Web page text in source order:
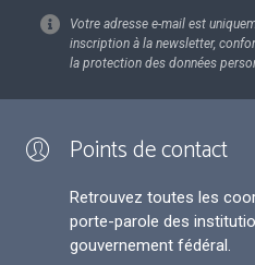
Votre adresse e-mail est
inscription à la newsletter,
la protection des données
Points de contact
Retrouvez toutes les
porte-parole des
gouvernement fédéral.